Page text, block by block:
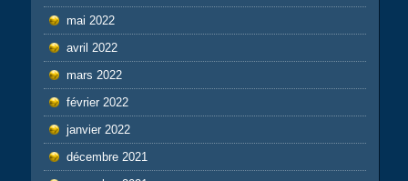
mai 2022
avril 2022
mars 2022
février 2022
janvier 2022
décembre 2021